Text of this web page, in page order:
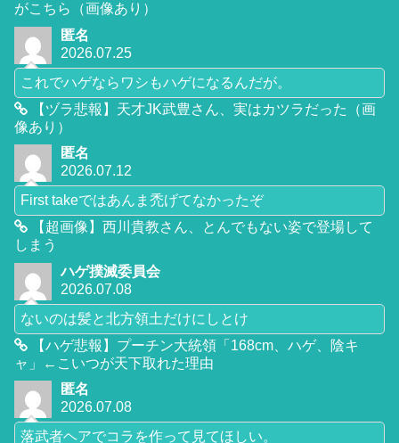
がこちら（画像あり）
匿名
2026.07.25
これでハゲならワシもハゲになるんだが。
【ヅラ悲報】天才JK武豊さん、実はカツラだった（画
像あり）
匿名
2026.07.12
First takeではあんま禿げてなかったぞ
【超画像】西川貴教さん、とんでもない姿で登場して
しまう
ハゲ撲滅委員会
2026.07.08
ないのは髪と北方領土だけにしとけ
【ハゲ悲報】プーチン大統領「168cm、ハゲ、陰キ
ャ」←こいつが天下取れた理由
匿名
2026.07.08
落武者ヘアでコラを作って見てほしい。